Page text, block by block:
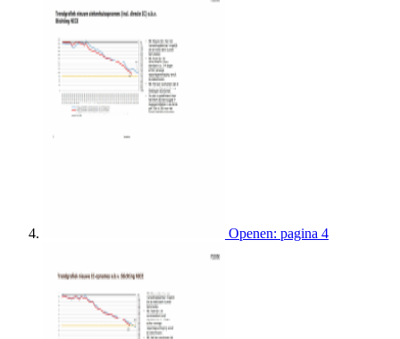
Openen: pagina 4